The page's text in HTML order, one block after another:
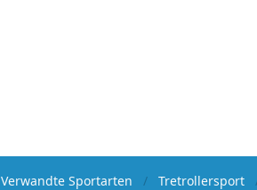
Verwandte Sportarten Tretrollersport